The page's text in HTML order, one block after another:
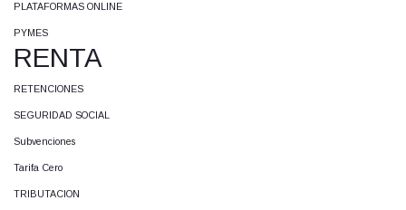
PLATAFORMAS ONLINE
PYMES
RENTA
RETENCIONES
SEGURIDAD SOCIAL
Subvenciones
Tarifa Cero
TRIBUTACION